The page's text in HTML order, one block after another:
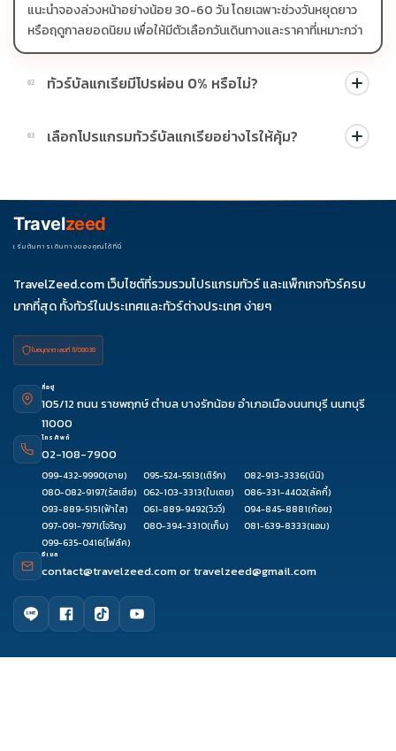
แนะนำจองล่วงหน้าอย่างน้อย 30-60 วัน โดยเฉพาะช่วงวันหยุดยาว
หรือฤดูกาลยอดนิยม เพื่อให้มีตัวเลือกวันเดินทางและราคาที่เหมาะกว่า
02 ทัวร์บัลแกเรียมีโปรผ่อน 0% หรือไม่?
บางโปรแกรมมีโปรผ่อน 0% หรือโปรโมชั่นบัตรเครดิตตามเงื่อนไขที่
บริษัทกำหนด สามารถดูสัญลักษณ์โปรโมชั่นในรายการทัวร์แต่ละ
03 เลือกโปรแกรมทัวร์บัลแกเรียอย่างไรให้คุ้ม?
ช่วงราคา ไม่ควรเทียบจากราคาต่ำสุดเพียงอย่างเดียว
Travelzeed
เริ่มต้นการเดินทางของคุณได้ที่นี่
TravelZeed.com เว็บไซต์ที่รวมรวมโปรแกรมทัวร์ และแพ็กเกจทัวร์ครบ
มากที่สุด ทั้งทัวร์ในประเทศและทัวร์ต่างประเทศ ง่ายๆ
ใบอนุญาต เลขที่ 11/08038
ที่อยู่
105/12 ถนน ราชพฤกษ์ ตำบล บางรักน้อย อำเภอเมืองนนทบุรี นนทบุรี
11000
โทรศัพท์
02-108-7900
099-432-9990(อาย) 095-524-5513(เติร์ก) 082-913-3336(นินิ)
080-082-9197(รัสเซีย) 062-103-3313(ใบเตย) 086-331-4402(ลัคกี้)
093-889-5151(ฟ้าใส) 061-889-9492(วิววี่) 094-845-8881(ก้อย)
097-091-7971(โจริญ) 080-394-3310(เก็บ) 081-639-8333(แอม)
099-635-0416(โฟล์ค)
อีเมล
contact@travelzeed.comortravelzeed@gmail.com